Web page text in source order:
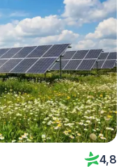
4,8